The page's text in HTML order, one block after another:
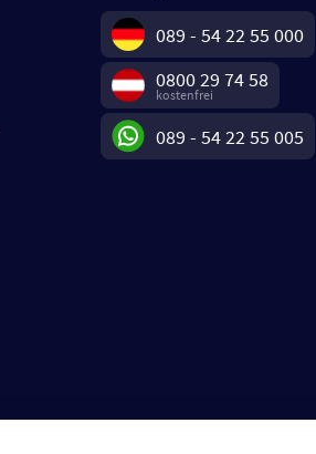
089 - 54 22 55 000
0800 29 74 58
kostenfrei
089 - 54 22 55 005